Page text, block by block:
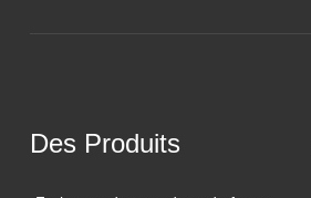
Des Produits